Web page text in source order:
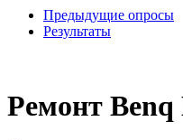
Предыдущие опросы
Результаты
Ремонт